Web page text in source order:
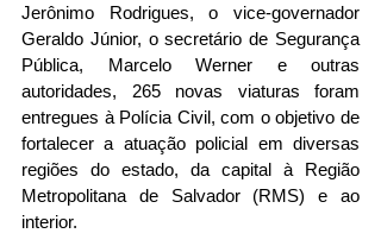
Jerônimo Rodrigues, o vice-governador
Geraldo Júnior, o secretário de Segurança
Pública, Marcelo Werner e outras
autoridades, 265 novas viaturas foram
entregues à Polícia Civil, com o objetivo de
fortalecer a atuação policial em diversas
regiões do estado, da capital à Região
Metropolitana de Salvador (RMS) e ao
interior.